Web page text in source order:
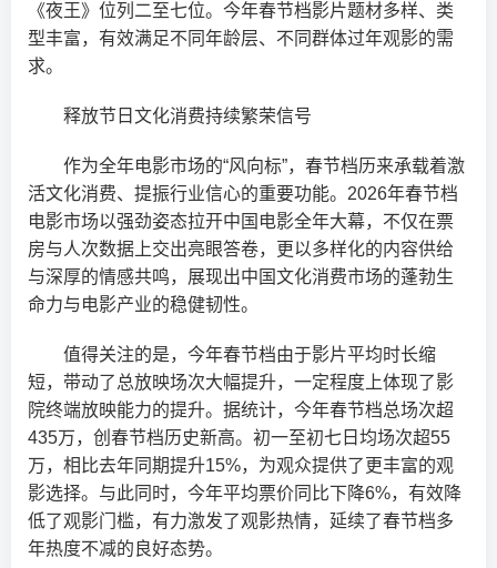
《夜王》位列二至七位。今年春节档影片题材多样、类
型丰富，有效满足不同年龄层、不同群体过年观影的需
求。
释放节日文化消费持续繁荣信号
作为全年电影市场的“风向标”，春节档历来承载着激
活文化消费、提振行业信心的重要功能。2026年春节档
电影市场以强劲姿态拉开中国电影全年大幕，不仅在票
房与人次数据上交出亮眼答卷，更以多样化的内容供给
与深厚的情感共鸣，展现出中国文化消费市场的蓬勃生
命力与电影产业的稳健韧性。
值得关注的是，今年春节档由于影片平均时长缩
短，带动了总放映场次大幅提升，一定程度上体现了影
院终端放映能力的提升。据统计，今年春节档总场次超
435万，创春节档历史新高。初一至初七日均场次超55
万，相比去年同期提升15%，为观众提供了更丰富的观
影选择。与此同时，今年平均票价同比下降6%，有效降
低了观影门槛，有力激发了观影热情，延续了春节档多
年热度不减的良好态势。